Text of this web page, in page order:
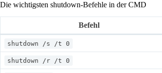
Die wichtigsten shutdown-Befehle in der CMD
Befehl
shutdown /s /t 0
shutdown /r /t 0